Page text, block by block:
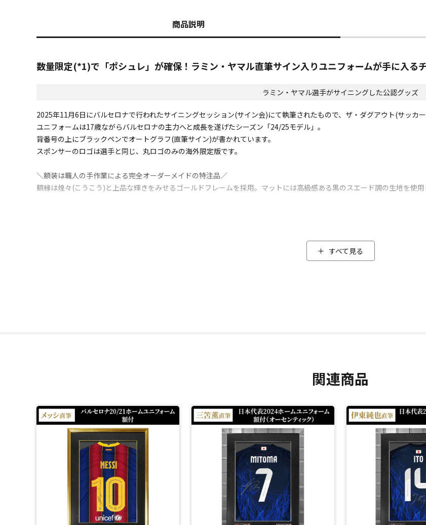
商品説明
数量限定(*1)で「ポシュレ」が確保！ラミン・ヤマル直筆サイン入りユニフォームが手に入る
ラミン・ヤマル選手がサイニングした公認グッズ
2025年11月6日にバルセロナで行われたサイニングセッション(サイン会)にて執筆されたもので、ザ・ダグアウト(サッカ
ユニフォームは17歳ながらバルセロナの主力へと成長を遂げたシーズン「24/25モデル」。
背番号の上にブラックペンでオートグラフ(直筆サイン)が書かれています。
スポンサーのロゴは選手と同じ、丸ロゴのみの海外限定版です。
＼額装は職人の手作業による完全オーダーメイドの特注品／
額縁は煌々(こうこう)と上品な輝きをみせるゴールドフレームを採用。マットには高級感ある黒のスエード調の生地を使用
・エル・クラシコの最年少出場記録(16歳107日)
・バルセロナ公式戦50試合出場最年少記録(16歳310日)
中でも、2023年9月8日に行われたEURO 2024予選のジョージア戦(アウェイで7-1の圧勝)では、16歳57日でスペイン代表
それだけにはとどまらず、この試合の大勝を締めくくるゴールを決めて代表チームの史上最年少得点記録も達成しました。
*1：予定販売数に達し次第、販売終了となります。
すべて見る
関連商品